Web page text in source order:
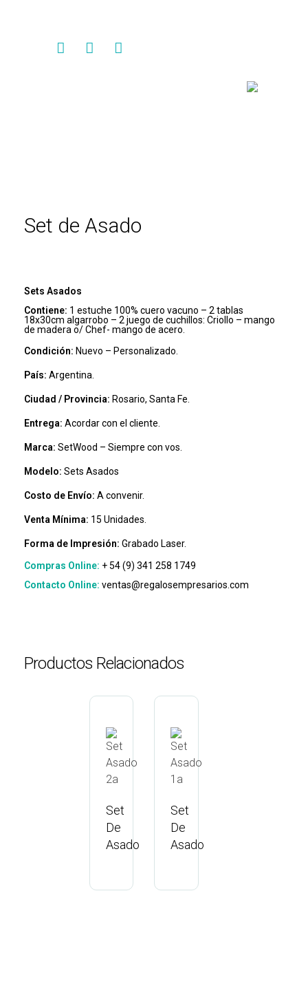
Set de Asado
Sets Asados
Contiene: 1 estuche 100% cuero vacuno – 2 tablas
18x30cm algarrobo – 2 juego de cuchillos: Criollo – mango
de madera o/ Chef- mango de acero.
Condición: Nuevo – Personalizado.
País: Argentina.
Ciudad / Provincia: Rosario, Santa Fe.
Entrega: Acordar con el cliente.
Marca: SetWood – Siempre con vos.
Modelo: Sets Asados
Costo de Envío: A convenir.
Venta Mínima: 15 Unidades.
Forma de Impresión: Grabado Laser.
Compras Online: + 54 (9) 341 258 1749
Contacto Online: ventas@regalosempresarios.com
Productos Relacionados
Set
De
Asado
Set
De
Asado